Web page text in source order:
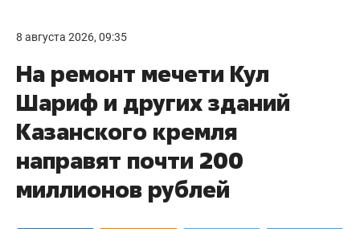
8 августа 2026, 09:35
На ремонт мечети Кул
Шариф и других зданий
Казанского кремля
направят почти 200
миллионов рублей